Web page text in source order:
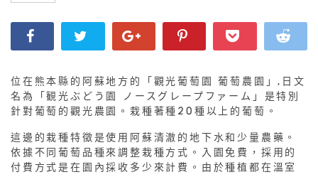
位在熊本縣的阿蘇地方的「觀光葡萄園 葡萄農園」,日文
名為「観光ぶどう園 ノースグレープファーム」是特別
針對葡萄的觀光農園。栽種著種20種以上的葡萄。
這邊的栽種特徵是使用阿蘇清澈的地下水和少量農藥。
依據不同葡萄品種來調整栽種方式。入園免費，採用的
付費方式是在園內採收多少來計費。由於種植都在溫室